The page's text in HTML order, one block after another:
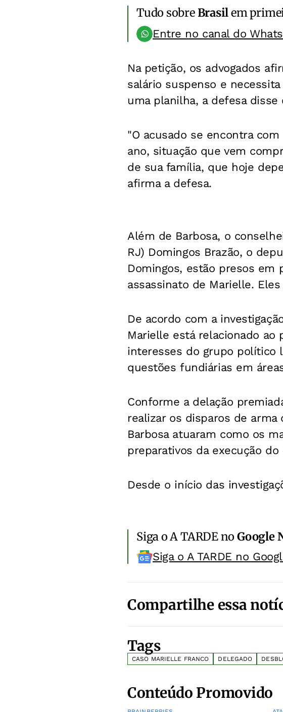
Tudo sobreBrasilem
Entre no canal do
Na petição, os advogados
salário suspenso e
uma planilha, a defesa
"O acusado se encontra
ano, situação que vem
de sua família, que hoje
afirma a defesa.
Além de Barbosa, o
RJ) Domingos Brazão, o
Domingos, estão presos
assassinato de Marielle.
De acordo com a
Marielle está relacionado ao
interesses do grupo político
questões fundiárias em
Conforme a delação
realizar os disparos de arma
Barbosa atuaram como os
preparativos da execução do
Desde o início das
Siga o A TARDE noGoogle
Siga o A TARDE no
Compartilhe essa
Tags
CASO MARIELLE FRANCO DELEGADO